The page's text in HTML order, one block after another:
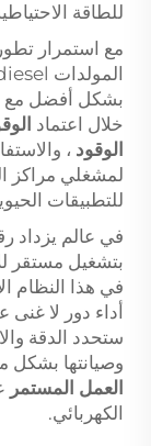
للطاقة
مع استمرار تطور
المولدات diesel أكثر
بشكل أفضل مع
خلال اعتماد
الوقود ،
لمشغلي مراكز
للتطبيقات
في عالم يزداد
بتشغيل مستقر
أداء دور لا
ستحدد الدقة
وصيانتها بشكل
العمل المستمر
الكهربائي.